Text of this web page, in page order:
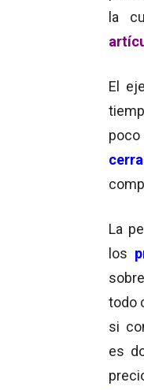
la
El
poco
La
los
todo
si
es